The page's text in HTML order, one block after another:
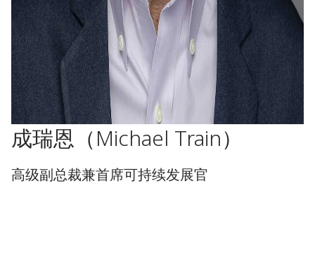
成瑞恩（Michael Train）
高级副总裁兼首席可持续发展官